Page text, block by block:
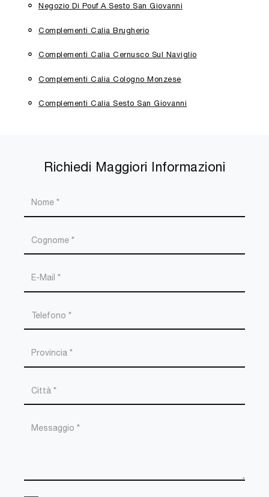
Negozio Di Pouf A Sesto San Giovanni
Complementi Calia Brugherio
Complementi Calia Cernusco Sul Naviglio
Complementi Calia Cologno Monzese
Complementi Calia Sesto San Giovanni
Richiedi Maggiori Informazioni